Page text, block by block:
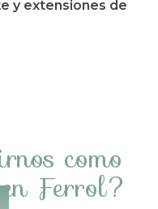
y extensiones de
dedicamos a
hacerte sentir
como
en Ferrol?